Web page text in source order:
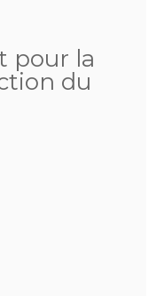
pour la
du